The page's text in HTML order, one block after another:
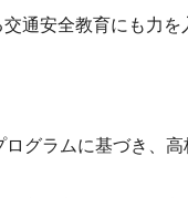
通安全教育にも力を
グラムに基づき、